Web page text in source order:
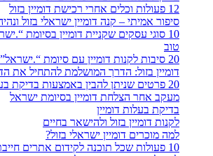
12 פעולות וכלים אחרי רכישת דומיין בזול
סיפור אמיתי – קנה דומיין ישראלי בזול
10 סוגי עסקים שקניית דומיין בסיומת
טוב
20 סיבות לקנות דומיין עם סיומת “.ישראל”
דומיין בזול: הדרך המושלמת להתחיל את
20 פרטים שניתן להבין באמצעות בדיקת בעלות דומיין
מעקב אחר הצלחת דומיין בסיומת ישראל
בדיקת בעלות דומיין
לקנות דומיין בזול ולהישאר בחיים
למה מוכרים דומיין ישראלי בזול?
10 פעולות שכל תוכנה לקידום אתרים